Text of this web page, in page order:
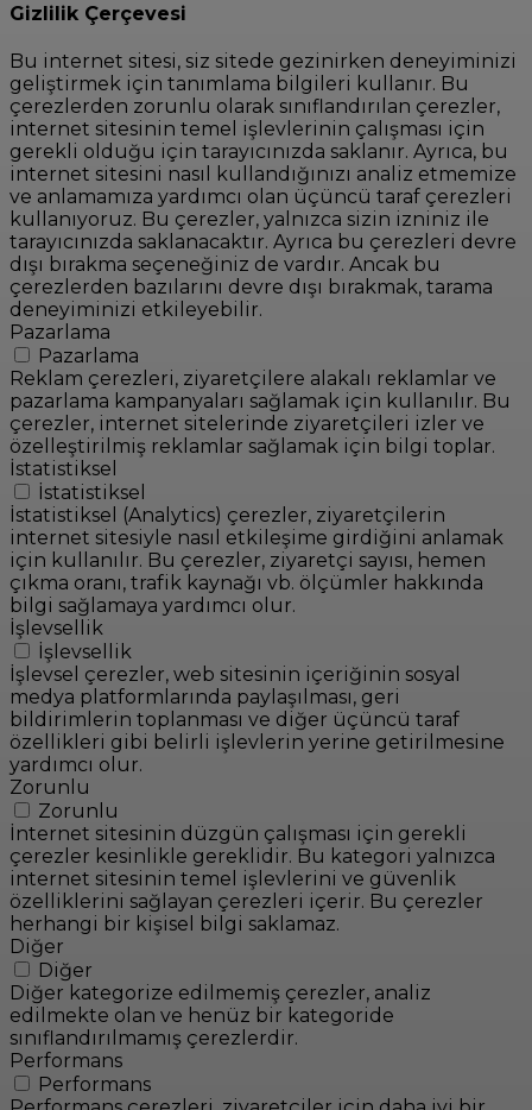
Gizlilik Çerçevesi
Bu internet sitesi, siz sitede gezinirken deneyiminizi
geliştirmek için tanımlama bilgileri kullanır. Bu
çerezlerden zorunlu olarak sınıflandırılan çerezler,
internet sitesinin temel işlevlerinin çalışması için
gerekli olduğu için tarayıcınızda saklanır. Ayrıca, bu
internet sitesini nasıl kullandığınızı analiz etmemize
ve anlamamıza yardımcı olan üçüncü taraf çerezleri
kullanıyoruz. Bu çerezler, yalnızca sizin izniniz ile
tarayıcınızda saklanacaktır. Ayrıca bu çerezleri devre
dışı bırakma seçeneğiniz de vardır. Ancak bu
çerezlerden bazılarını devre dışı bırakmak, tarama
deneyiminizi etkileyebilir.
Pazarlama
Pazarlama
Reklam çerezleri, ziyaretçilere alakalı reklamlar ve
pazarlama kampanyaları sağlamak için kullanılır. Bu
çerezler, internet sitelerinde ziyaretçileri izler ve
özelleştirilmiş reklamlar sağlamak için bilgi toplar.
İstatistiksel
İstatistiksel
İstatistiksel (Analytics) çerezler, ziyaretçilerin
internet sitesiyle nasıl etkileşime girdiğini anlamak
için kullanılır. Bu çerezler, ziyaretçi sayısı, hemen
çıkma oranı, trafik kaynağı vb. ölçümler hakkında
bilgi sağlamaya yardımcı olur.
İşlevsellik
İşlevsellik
İşlevsel çerezler, web sitesinin içeriğinin sosyal
medya platformlarında paylaşılması, geri
bildirimlerin toplanması ve diğer üçüncü taraf
özellikleri gibi belirli işlevlerin yerine getirilmesine
yardımcı olur.
Zorunlu
Zorunlu
İnternet sitesinin düzgün çalışması için gerekli
çerezler kesinlikle gereklidir. Bu kategori yalnızca
internet sitesinin temel işlevlerini ve güvenlik
özelliklerini sağlayan çerezleri içerir. Bu çerezler
herhangi bir kişisel bilgi saklamaz.
Diğer
Diğer
Diğer kategorize edilmemiş çerezler, analiz
edilmekte olan ve henüz bir kategoride
sınıflandırılmamış çerezlerdir.
Performans
Performans